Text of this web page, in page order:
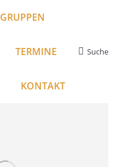
GRUPPEN
TERMINE
KONTAKT
Search:
Suche